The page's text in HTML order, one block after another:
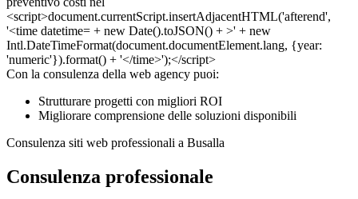
Con la consulenza della web agency puoi:
Strutturare progetti con migliori ROI
Migliorare comprensione delle soluzioni disponibili
Consulenza siti web professionali a Busalla
Consulenza professionale